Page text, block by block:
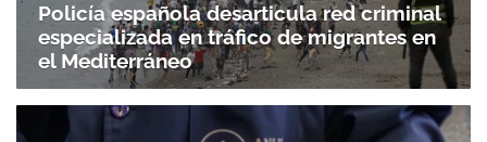
Policía española desarticula red criminal
especializada en tráfico de migrantes en
el Mediterráneo